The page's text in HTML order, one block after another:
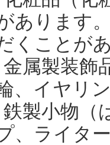
あります
くことが
金属製装
、イヤリ
鉄製小物
、ライタ